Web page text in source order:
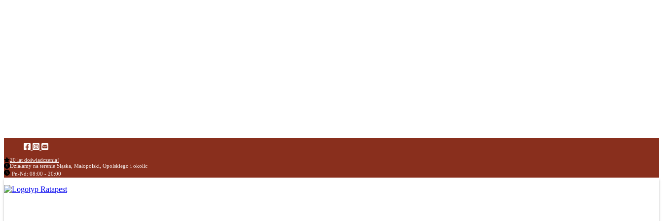
20 lat doświadczenia!
Działamy na terenie Śląska, Małopolski, Opolskiego i okolic
Pn-Nd: 08:00 - 20:00